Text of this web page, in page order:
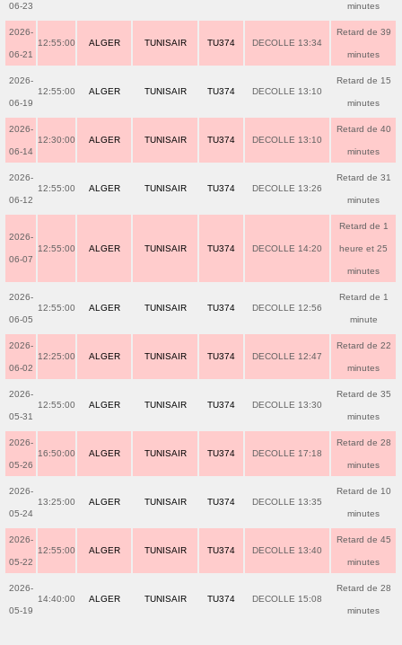
06-23 minutes
2026-
06-21
12:55:00 ALGER TUNISAIR TU374 DECOLLE 13:34
Retard de 39
minutes
2026-
06-19
12:55:00 ALGER TUNISAIR TU374 DECOLLE 13:10
Retard de 15
minutes
2026-
06-14
12:30:00 ALGER TUNISAIR TU374 DECOLLE 13:10
Retard de 40
minutes
2026-
06-12
12:55:00 ALGER TUNISAIR TU374 DECOLLE 13:26
Retard de 31
minutes
2026-
06-07
12:55:00 ALGER TUNISAIR TU374 DECOLLE 14:20
Retard de 1
heure et 25
minutes
2026-
06-05
12:55:00 ALGER TUNISAIR TU374 DECOLLE 12:56
Retard de 1
minute
2026-
06-02
12:25:00 ALGER TUNISAIR TU374 DECOLLE 12:47
Retard de 22
minutes
2026-
05-31
12:55:00 ALGER TUNISAIR TU374 DECOLLE 13:30
Retard de 35
minutes
2026-
05-26
16:50:00 ALGER TUNISAIR TU374 DECOLLE 17:18
Retard de 28
minutes
2026-
05-24
13:25:00 ALGER TUNISAIR TU374 DECOLLE 13:35
Retard de 10
minutes
2026-
05-22
12:55:00 ALGER TUNISAIR TU374 DECOLLE 13:40
Retard de 45
minutes
2026-
05-19
14:40:00 ALGER TUNISAIR TU374 DECOLLE 15:08
Retard de 28
minutes